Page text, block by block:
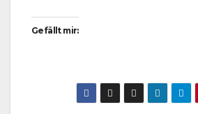
Gefällt mir: